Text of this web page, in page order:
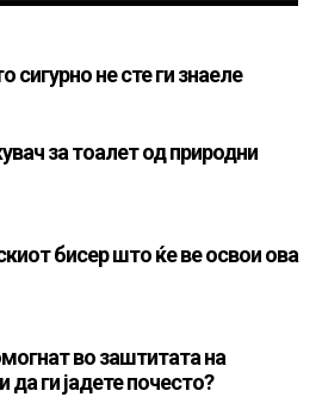
сигурно не сте ги знаеле
за тоалет од природни
бисер што ќе ве освои ова
во заштитата на
ги јадете почесто?